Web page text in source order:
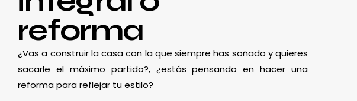
reforma
¿Vas a construir la casa con la que siempre has soñado y quieres
sacarle el máximo partido?, ¿estás pensando en hacer una
reforma para reflejar tu estilo?